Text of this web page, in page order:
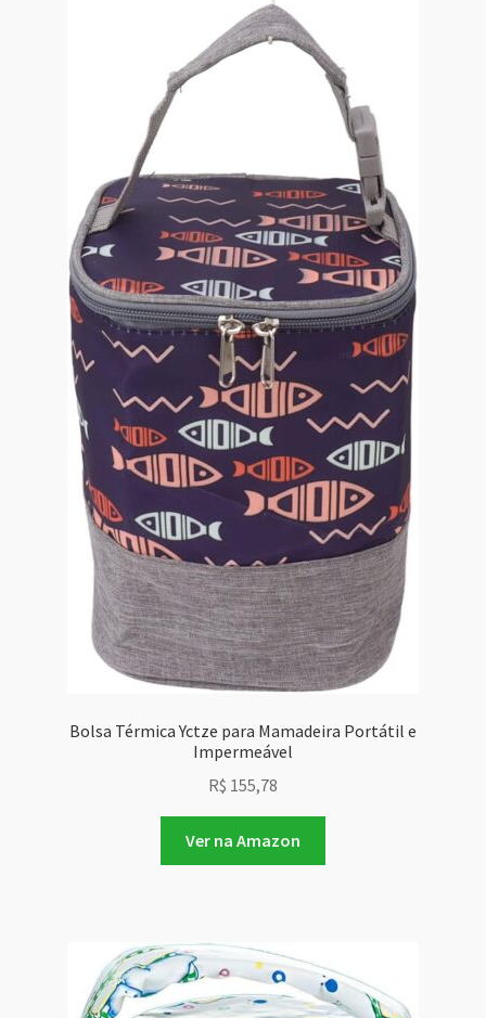
Bolsa Térmica Yctze para Mamadeira Portátil e
Impermeável
R$ 155,78
Ver na Amazon